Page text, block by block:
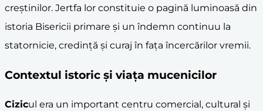
creștinilor. Jertfa lor constituie o pagină luminoasă din
istoria Bisericii primare și un îndemn continuu la
statornicie, credință și curaj în fața încercărilor vremii.
Contextul istoric și viața mucenicilor
Cizicul era un important centru comercial, cultural și